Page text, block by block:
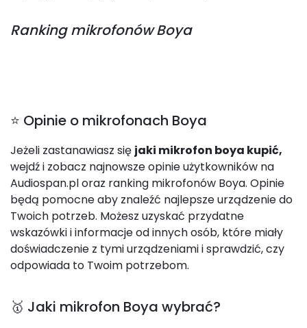
Rankingmikrofonów Boya
⭐ Opinie o mikrofonach Boya
Jeżeli zastanawiasz się jaki mikrofon boya kupić,
wejdź i zobacz najnowsze opinie użytkowników na
Audiospan.pl oraz ranking mikrofonów Boya. Opinie
będą pomocne aby znaleźć najlepsze urządzenie do
Twoich potrzeb. Możesz uzyskać przydatne
wskazówki i informacje od innych osób, które miały
doświadczenie z tymi urządzeniami i sprawdzić, czy
odpowiada to Twoim potrzebom.
🥇 Jaki mikrofon Boya wybrać?